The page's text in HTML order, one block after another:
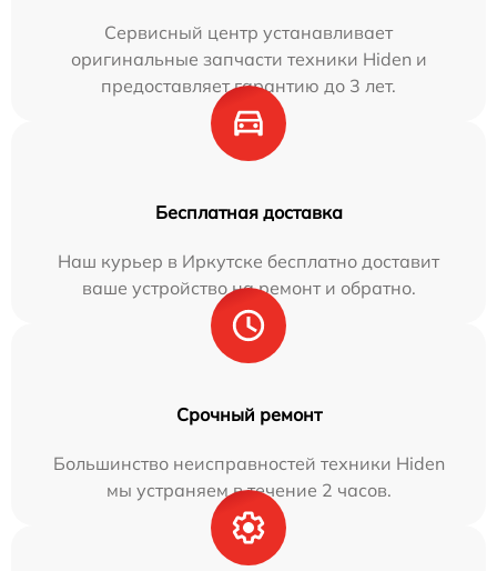
Сервисный центр устанавливает
оригинальные запчасти техники Hiden и
предоставляет гарантию до 3 лет.
Бесплатная доставка
Наш курьер в Иркутске бесплатно доставит
ваше устройство на ремонт и обратно.
Срочный ремонт
Большинство неисправностей техники Hiden
мы устраняем в течение 2 часов.